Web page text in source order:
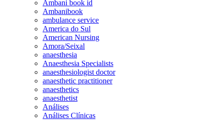
Ambani book id
Ambanibook
ambulance service
America do Sul
American Nursing
Amora/Seixal
anaesthesia
Anaesthesia Specialists
anaesthesiologist doctor
anaesthetic practitioner
anaesthetics
anaesthetist
Análises
Análises Clínicas